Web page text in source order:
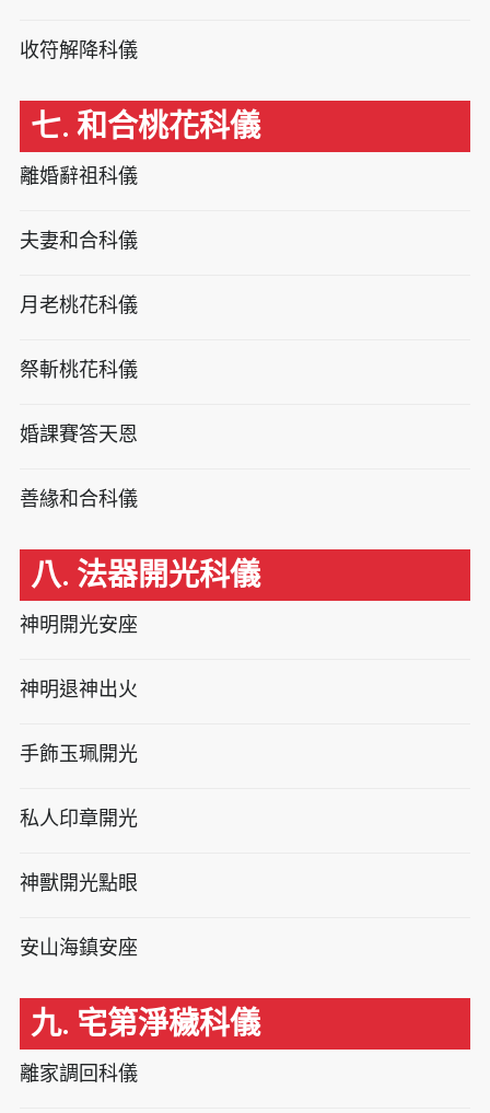
收符解降科儀
七. 和合桃花科儀
離婚辭祖科儀
夫妻和合科儀
月老桃花科儀
祭斬桃花科儀
婚課賽答天恩
善緣和合科儀
八. 法器開光科儀
神明開光安座
神明退神出火
手飾玉珮開光
私人印章開光
神獸開光點眼
安山海鎮安座
九. 宅第淨穢科儀
離家調回科儀